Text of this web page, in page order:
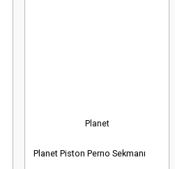
Planet
Planet Piston Perno Sekmanı